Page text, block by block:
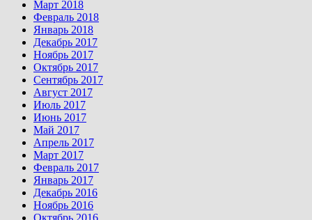
Март 2018
Февраль 2018
Январь 2018
Декабрь 2017
Ноябрь 2017
Октябрь 2017
Сентябрь 2017
Август 2017
Июль 2017
Июнь 2017
Май 2017
Апрель 2017
Март 2017
Февраль 2017
Январь 2017
Декабрь 2016
Ноябрь 2016
Октябрь 2016